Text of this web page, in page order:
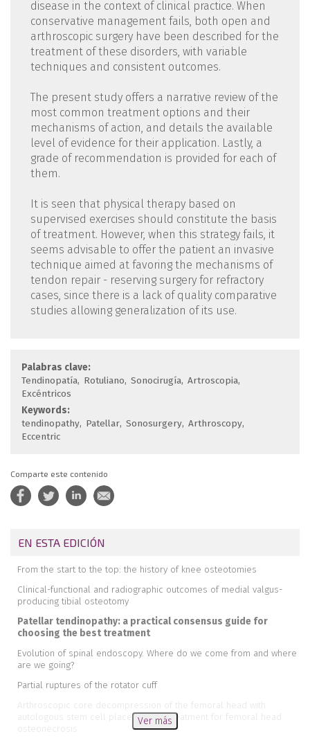
disease in the context of clinical practice. When
conservative management fails, both open and
arthroscopic surgery have been described for the
treatment of these disorders, with variable
techniques and consistent outcomes.
The present study offers a narrative review of the
most common treatment options and their
mechanisms of action, and details the available
level of evidence for their application. Lastly, a
grade of recommendation is provided for each of
them.
It is seen that physical therapy based on
supervised exercises should constitute the basis
of treatment. However, when this strategy fails, it
seems advisable to offer the patient an invasive
technique aimed at favoring the mechanisms of
tendon repair - reserving surgery for refractory
cases, since there is a lack of quality comparative
studies allowing generalization of its use.
Palabras clave:
Tendinopatía Rotuliano Sonocirugía Artroscopia
Excéntricos
Keywords:
tendinopathy Patellar Sonosurgery Arthroscopy
Eccentric
Comparte este contenido
EN ESTA EDICIÓN
From the start to the top: the history of knee osteotomies
Clinical-functional and radiographic outcomes of medial valgus-
producing tibial osteotomy
Patellar tendinopathy: a practical consensus guide for
choosing the best treatment
Evolution of spinal endoscopy. Where do we come from and where
are we going?
Partial ruptures of the rotator cuff
Arthroscopic core decompression of the femoral head with
autologous stem cell placement as treatment for femoral head
osteonecrosis
Ver más